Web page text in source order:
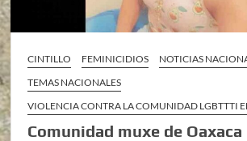
CINTILLO FEMINICIDIOS NOTICIAS
TEMAS NACIONALES
VIOLENCIA CONTRA LA COMUNIDAD LGBTTTI
Comunidad muxe de